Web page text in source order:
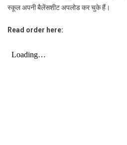
स्कूल अपनी बैलेंसशीट अपलोड कर चुके हैं।
Read order here: